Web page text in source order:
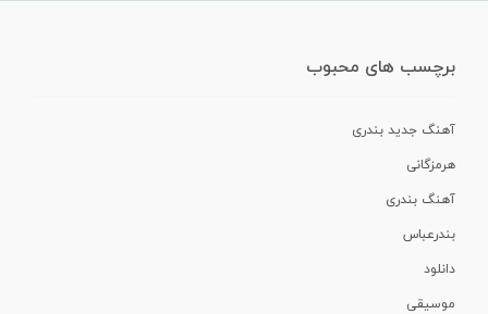
برچسب های محبوب
آهنگ جدید بندری
هرمزگانی
آهنگ بندری
بندرعباس
دانلود
موسیقی